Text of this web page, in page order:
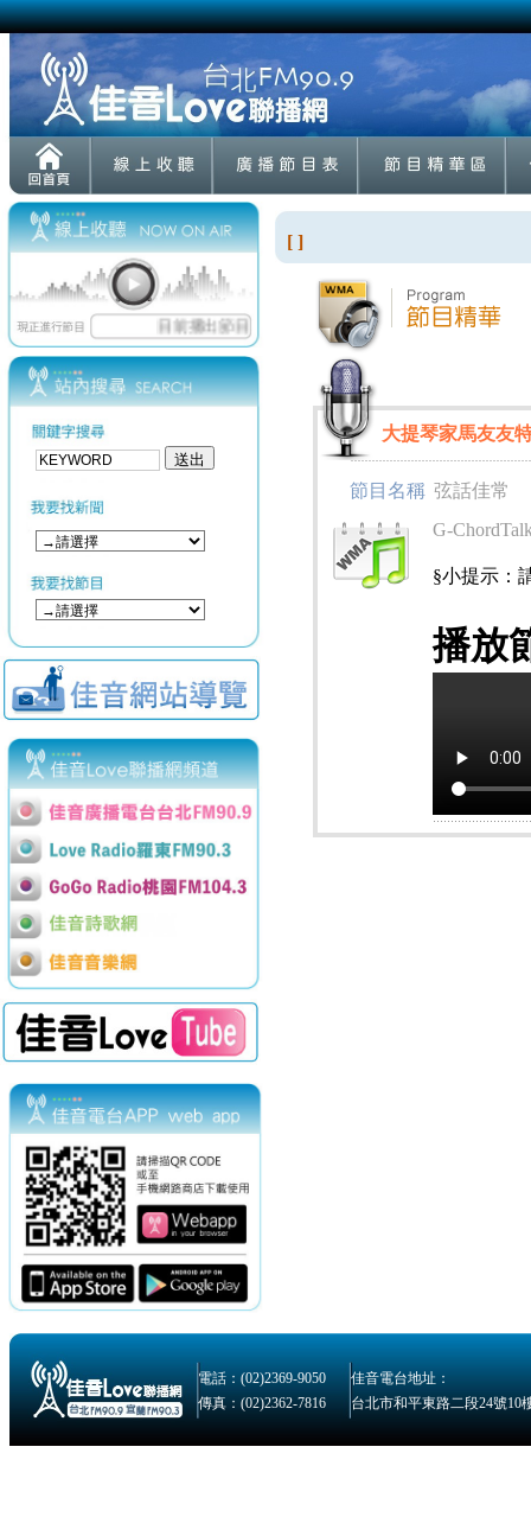
[ ]
大提琴家馬友友
節目名稱 弦話佳常
G-
§小提示：
播放
電話：(02)2369-9050
佳音電台地址：
傳真：(02)2362-7816
台北市和平東路二段24號10